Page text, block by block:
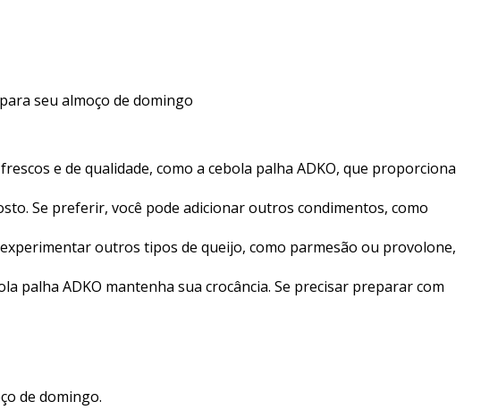
e de qualidade, como a cebola palha ADKO, que proporciona
Se preferir, você pode adicionar outros condimentos, como
outros tipos de queijo, como parmesão ou provolone,
palha ADKO mantenha sua crocância. Se precisar preparar com
de domingo.